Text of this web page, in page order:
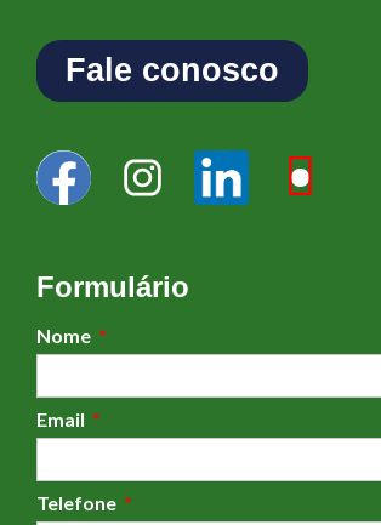
Fale conosco
Formulário
Nome
Email
Telefone